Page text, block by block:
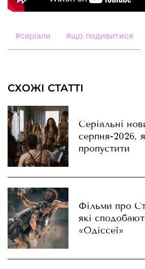
#серіали #що подивитися
СХОЖІ СТАТТІ
Серіальні
серпня-2026,
пропустити
Фільми про
які
«Одіссеї»